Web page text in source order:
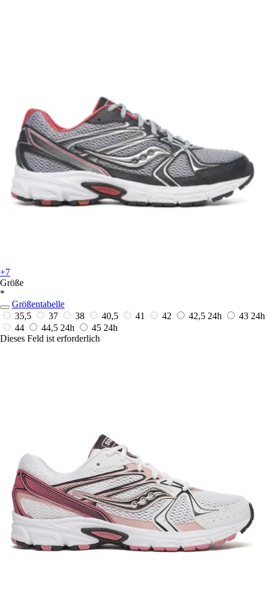
+7
Größe
*
Größentabelle
35,5
37 38 40,5 41 42 42,5 24h 43 24h
44
44,5 24h 45 24h
Dieses Feld ist erforderlich